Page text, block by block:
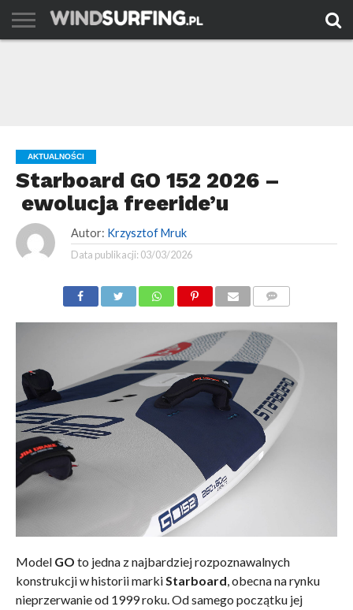
AKTUALNOŚCI
Starboard GO 152 2026 –
ewolucja freeride’u
Autor: Krzysztof Mruk
Data publikacji: 03/03/2026
Model GO to jedna z najbardziej rozpoznawalnych
konstrukcji w historii markiStarboard, obecna na rynku
nieprzerwanie od 1999 roku. Od samego początku jej